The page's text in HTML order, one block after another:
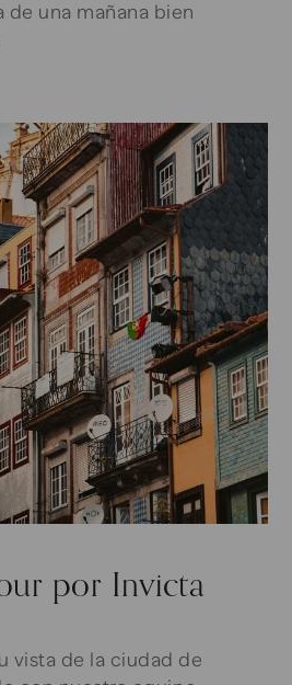
de una mañana bien
por Invicta
vista de la ciudad de